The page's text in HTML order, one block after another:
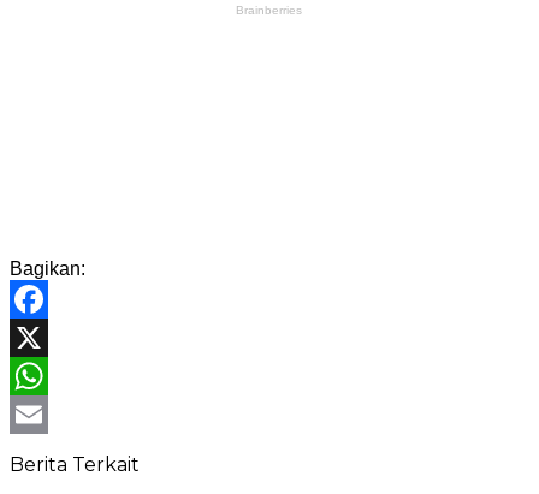
Bagikan:
Facebook
X
WhatsApp
Email
Berita Terkait